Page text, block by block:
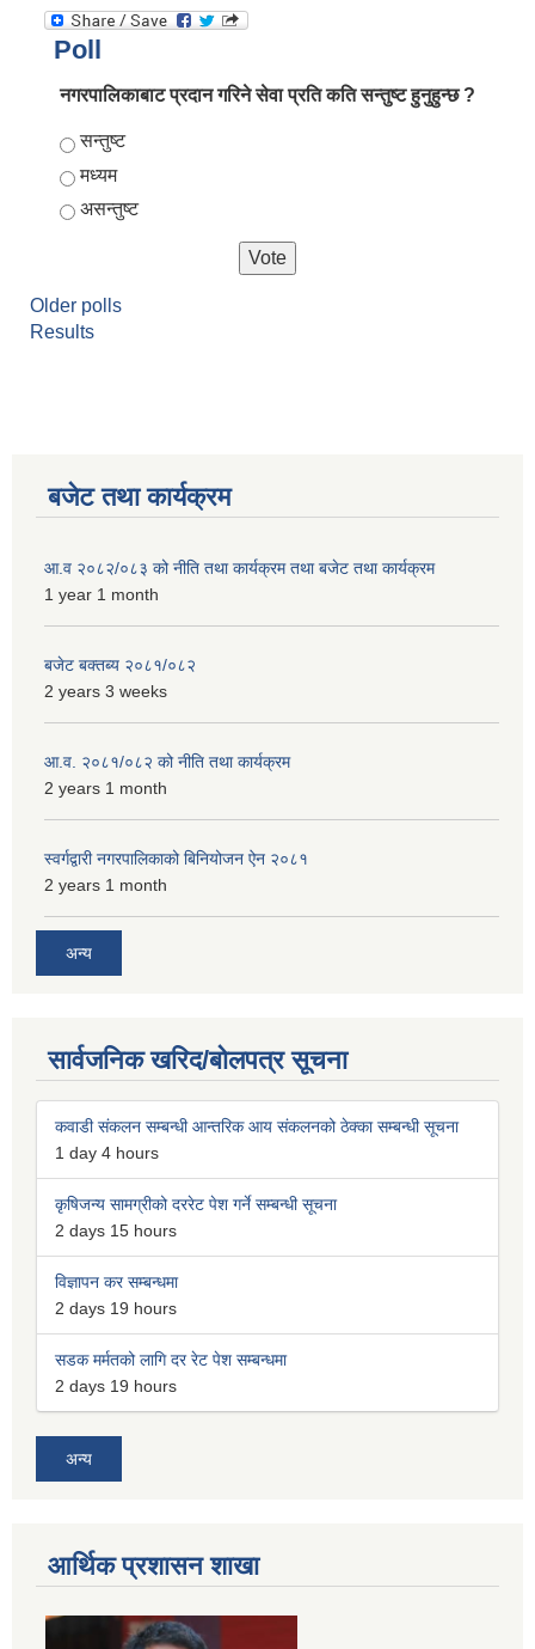
Poll
नगरपालिकाबाट प्रदान गरिने सेवा प्रति कति सन्तुष्ट हुनुहुन्छ ?
Choices
सन्तुष्ट
मध्यम
असन्तुष्ट
Older polls
Results
बजेट तथा कार्यक्रम
आ.व २०८२/०८३ को नीति तथा कार्यक्रम तथा बजेट तथा कार्यक्रम
1 year 1 month
बजेट बक्तब्य २०८१/०८२
2 years 3 weeks
आ.व. २०८१/०८२ को नीति तथा कार्यक्रम
2 years 1 month
स्वर्गद्वारी नगरपालिकाको बिनियोजन ऐन २०८१
2 years 1 month
अन्य
सार्वजनिक खरिद/बोलपत्र सूचना
कवाडी संकलन सम्बन्धी आन्तरिक आय संकलनको ठेक्का सम्बन्धी सूचना
1 day 4 hours
कृषिजन्य सामग्रीको दररेट पेश गर्ने सम्बन्धी सूचना
2 days 15 hours
विज्ञापन कर सम्बन्धमा
2 days 19 hours
सडक मर्मतको लागि दर रेट पेश सम्बन्धमा
2 days 19 hours
अन्य
आर्थिक प्रशासन शाखा